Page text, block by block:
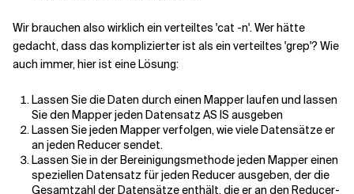
Wir brauchen also wirklich ein verteiltes 'cat -n'. Wer hätte
gedacht, dass das komplizierter ist als ein verteiltes 'grep'? Wie
auch immer, hier ist eine Lösung:
Lassen Sie die Daten durch einen Mapper laufen und lassen
Sie den Mapper jeden Datensatz AS IS ausgeben
Lassen Sie jeden Mapper verfolgen, wie viele Datensätze er
an jeden Reducer sendet.
Lassen Sie in der Bereinigungsmethode jeden Mapper einen
speziellen Datensatz für jeden Reducer ausgeben, der die
Gesamtzahl der Datensätze enthält, die er an den Reducer-